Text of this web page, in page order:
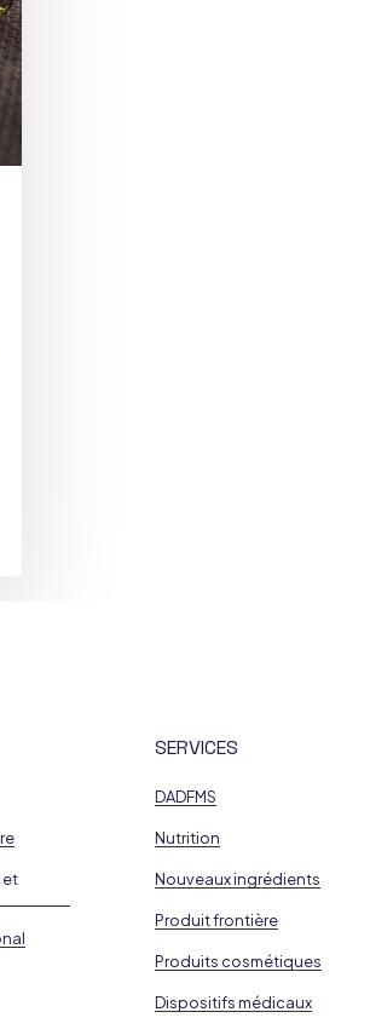
et
SERVICES
DADFMS
Nutrition
Nouveaux ingrédients
Produit frontière
Produits cosmétiques
Dispositifs médicaux